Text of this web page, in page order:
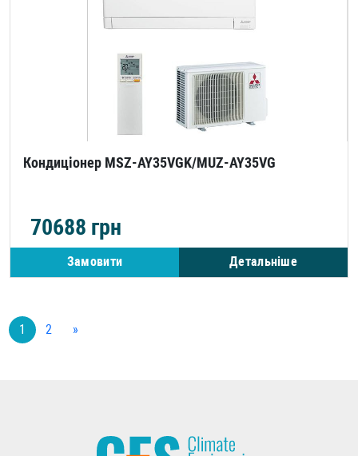
Кондиціонер MSZ-AY35VGK/MUZ-AY35VG
70688 грн
Замовити Детальніше
1 2 »